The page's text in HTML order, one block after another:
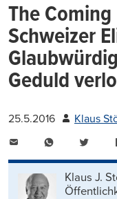
The
Schweizer
Geduld
25.5.2016 Klaus
WhatsApp
Klaus J.